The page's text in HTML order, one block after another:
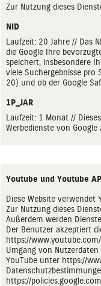
Zur Nutzung dieses
NID
Laufzeit: 20 Jahre // Das
die Google Ihre
speichert, insbesondere
viele Suchergebnisse pro
20) und ob der Google
1P_JAR
Laufzeit: 1 Monat //
Werbedienste von Google
Youtube und Youtube
Diese Website verwendet
Zur Nutzung dieses
Außerdem werden
Der Benutzer akzeptiert
https://
Umgang von
YouTube unter https://
https://